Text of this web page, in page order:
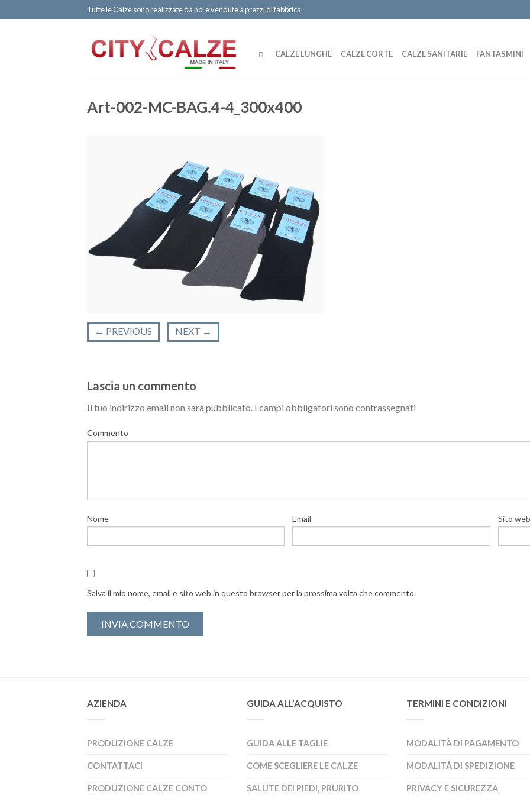
Tutte le Calze sono realizzate da noi e vendute a prezzi di fabbrica
CALZE LUNGHE CALZE CORTE CALZE SANITARIE FANTASMINI
Art-002-MC-BAG.4-4_300x400
← PREVIOUS NEXT →
Lascia un commento
Il tuo indirizzo email non sarà pubblicato. I campi obbligatori sono contrassegnati
Commento
Nome Email Sito web
Salva il mio nome, email e sito web in questo browser per la prossima volta che commento.
AZIENDA
PRODUZIONE CALZE
CONTATTACI
PRODUZIONE CALZE CONTO
GUIDA ALL’ACQUISTO
GUIDA ALLE TAGLIE
COME SCEGLIERE LE CALZE
SALUTE DEI PIEDI, PRURITO
TERMINI E CONDIZIONI
MODALITÀ DI PAGAMENTO
MODALITÀ DI SPEDIZIONE
PRIVACY E SICUREZZA